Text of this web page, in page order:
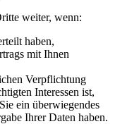
weiter, wenn:
haben,
mit Ihnen
Verpflichtung
Interessen ist,
ein überwiegendes
Ihrer Daten haben.